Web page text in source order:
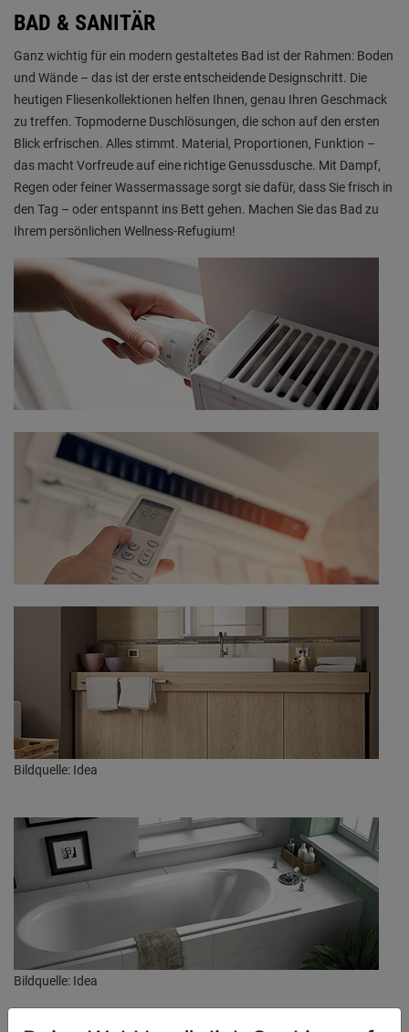
BAD & SANITÄR
Ganz wichtig für ein modern gestaltetes Bad ist der Rahmen: Boden
und Wände – das ist der erste entscheidende Designschritt. Die
heutigen Fliesenkollektionen helfen Ihnen, genau Ihren Geschmack
zu treffen. Topmoderne Duschlösungen, die schon auf den ersten
Blick erfrischen. Alles stimmt. Material, Proportionen, Funktion –
das macht Vorfreude auf eine richtige Genussdusche. Mit Dampf,
Regen oder feiner Wassermassage sorgt sie dafür, dass Sie frisch in
den Tag – oder entspannt ins Bett gehen. Machen Sie das Bad zu
Ihrem persönlichen Wellness-Refugium!
Bildquelle: Idea
Bildquelle: Idea